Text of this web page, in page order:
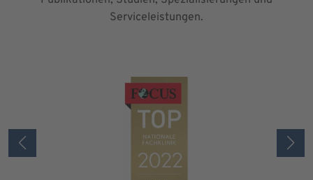
Serviceleistungen.